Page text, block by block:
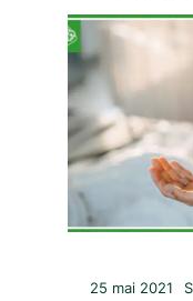
25 mai 2021